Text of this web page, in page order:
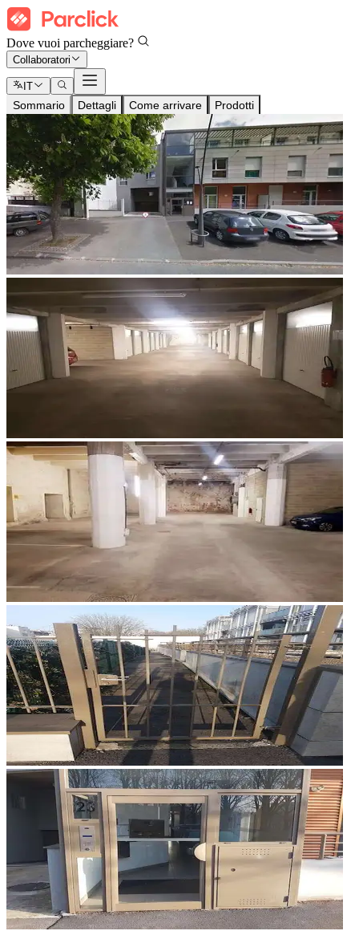
Dove vuoi parcheggiare?
Collaboratori
IT
Sommario Dettagli Come arrivare Prodotti